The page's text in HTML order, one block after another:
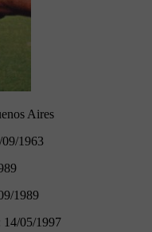
Aires
09/1963
1989
14/05/1997